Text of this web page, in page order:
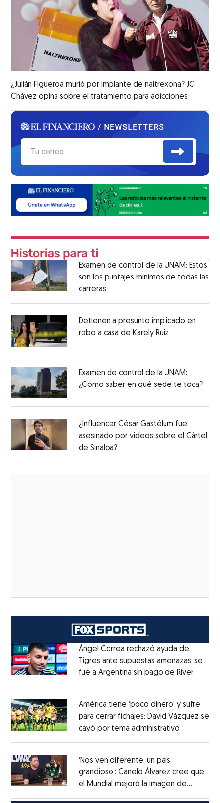
¿Julián Figueroa murió por implante de naltrexona? JC
Chávez opina sobre el tratamiento para adicciones
Examen de control de la UNAM: Estos
son los puntajes mínimos de todas las
carreras
Detienen a presunto implicado en
robo a casa de Karely Ruiz
Examen de control de la UNAM:
¿Cómo saber en qué sede te toca?
¿Influencer César Gastélum fue
asesinado por videos sobre el Cártel
de Sinaloa?
Ángel Correa rechazó ayuda de
Tigres ante supuestas amenazas; se
fue a Argentina sin pago de RiverOpens
América tiene ‘poco dinero’ y sufre
para cerrar fichajes: David Vázquez se
cayó por tema administrativo
‘Nos ven diferente, un país
grandioso’: Canelo Álvarez cree que
el Mundial mejoró la imagen de
MéxicoOpens in new window